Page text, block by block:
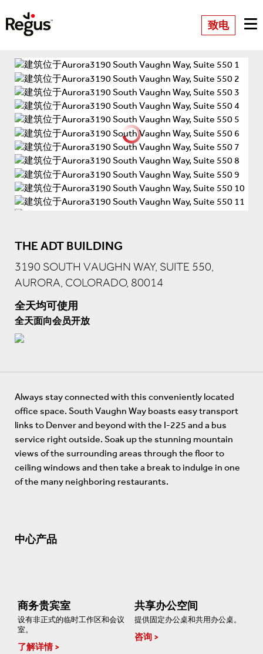
致电
THE ADT BUILDING
3190 SOUTH VAUGHN WAY, SUITE 550,
AURORA, COLORADO, 80014
全天均可使用
全天面向会员开放
Always stay connected with this conveniently located
office space. South Vaughn Way boasts easy transport
links to Denver and beyond with the I-225 and a bus
service right outside. Soak up the stunning mountain
views of the surrounding areas through the floor to
ceiling windows and then take a break to indulge in one
of the many neighboring restaurants.
中心产品
商务贵宾室
设有非正式的临时工作区和会议
室。
了解详情
共享办公空间
提供固定办公桌和共用办公桌。
咨询